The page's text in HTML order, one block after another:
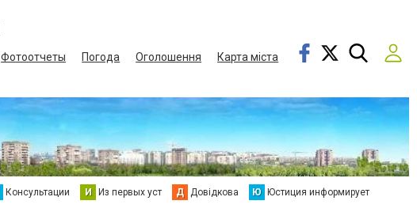
Фотоотчеты Погода Оголошення
Карта міста
Консультации И Из первых уст Д Довідкова Ю Юстиция информирует